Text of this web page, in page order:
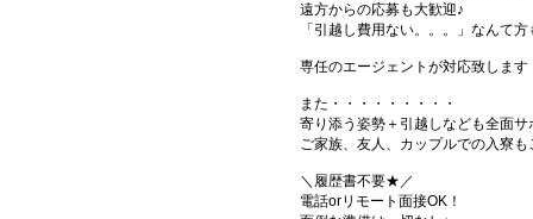
遠方からの応募も大歓迎♪
「引越し費用ない。。。」なんて方
専任のエージェントが対応致します
また・・・・・・・・・
寄り添う姿勢＋引越しなども全面
ご家族、友人、カップルでの入寮も
＼履歴書不要★／
電話orリモート面接OK！